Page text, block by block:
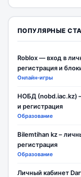
ПОПУЛЯРНЫЕ
Roblox — вход в
регистрация и
Онлайн-игры
НОБД (nobd.iac.kz)
и регистрация
Образование
Bilemtihan kz –
регистрация
Образование
Личный кабинет